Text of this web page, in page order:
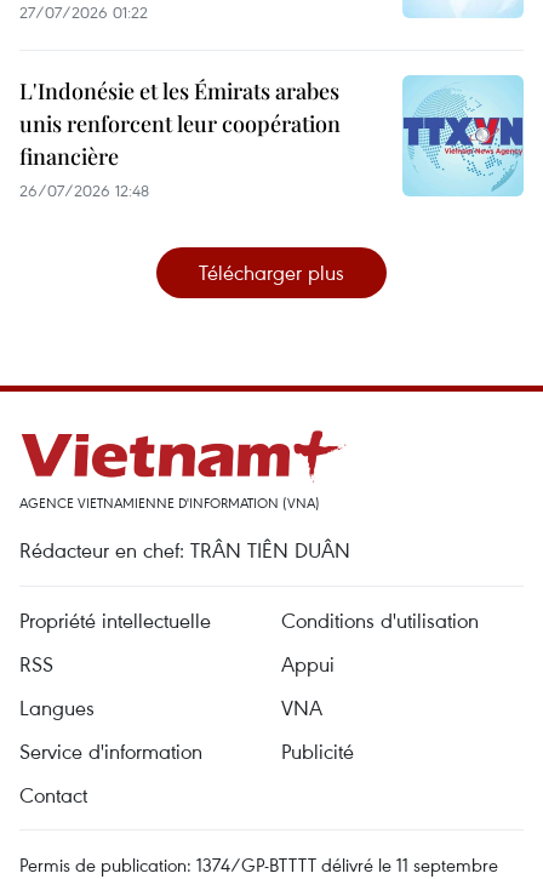
27/07/2026 01:22
L'Indonésie et les Émirats arabes
unis renforcent leur coopération
financière
26/07/2026 12:48
Télécharger plus
AGENCE VIETNAMIENNE D'INFORMATION (VNA)
Rédacteur en chef: TRÂN TIÊN DUÂN
Propriété intellectuelle
Conditions d'utilisation
RSS
Appui
Langues
VNA
Service d'information
Publicité
Contact
Permis de publication: 1374/GP-BTTTT délivré le 11 septembre